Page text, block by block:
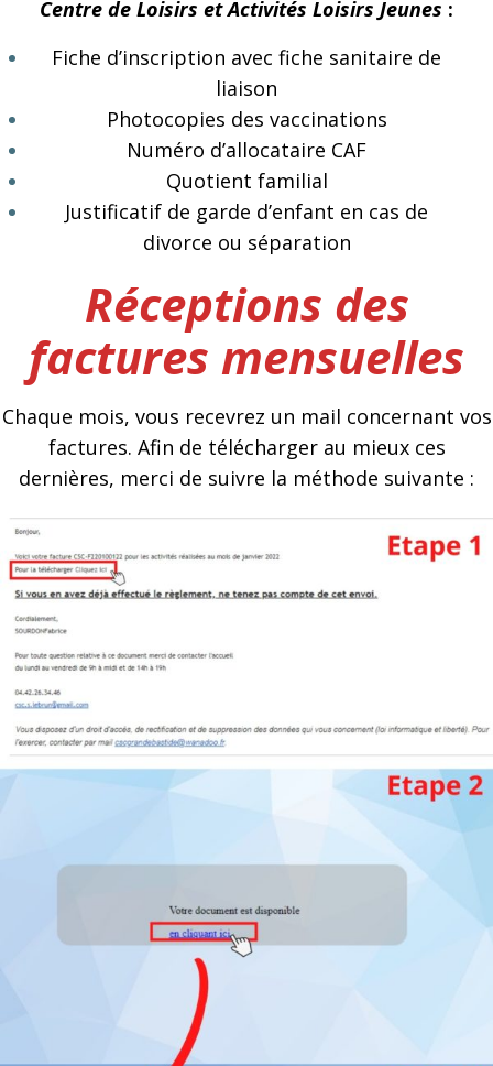
Centre de Loisirs et Activités Loisirs Jeunes :
Fiche d’inscription avec fiche sanitaire de
liaison
Photocopies des vaccinations
Numéro d’allocataire CAF
Quotient familial
Justificatif de garde d’enfant en cas de
divorce ou séparation
Réceptions des
factures mensuelles
Chaque mois, vous recevrez un mail concernant vos
factures. Afin de télécharger au mieux ces
dernières, merci de suivre la méthode suivante :